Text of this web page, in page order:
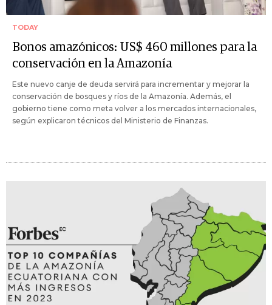
TODAY
Bonos amazónicos: US$ 460 millones para la
conservación en la Amazonía
Este nuevo canje de deuda servirá para incrementar y mejorar la
conservación de bosques y ríos de la Amazonía. Además, el
gobierno tiene como meta volver a los mercados internacionales,
según explicaron técnicos del Ministerio de Finanzas.